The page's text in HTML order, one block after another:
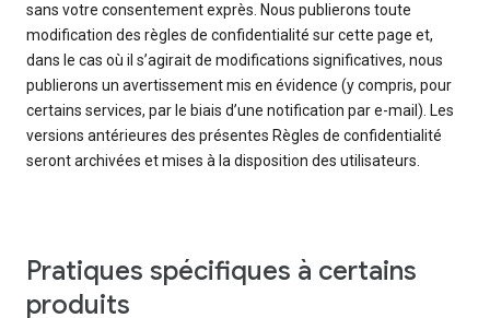
sans votre consentement exprès. Nous publierons toute
modification des règles de confidentialité sur cette page et,
dans le cas où il s’agirait de modifications significatives, nous
publierons un avertissement mis en évidence (y compris, pour
certains services, par le biais d’une notification par e-mail). Les
versions antérieures des présentes Règles de confidentialité
seront archivées et mises à la disposition des utilisateurs.
Pratiques spécifiques à certains
produits